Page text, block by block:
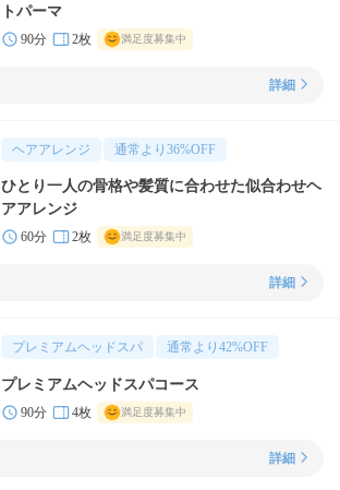
トパーマ
90分 2枚 満足度募集中
詳細
ヘアアレンジ 通常より 36%OFF
ひとり一人の骨格や髪質に合わせた似合わせヘ
アアレンジ
60分 2枚 満足度募集中
詳細
プレミアムヘッドスパ 通常より 42%OFF
プレミアムヘッドスパコース
90分 4枚 満足度募集中
詳細